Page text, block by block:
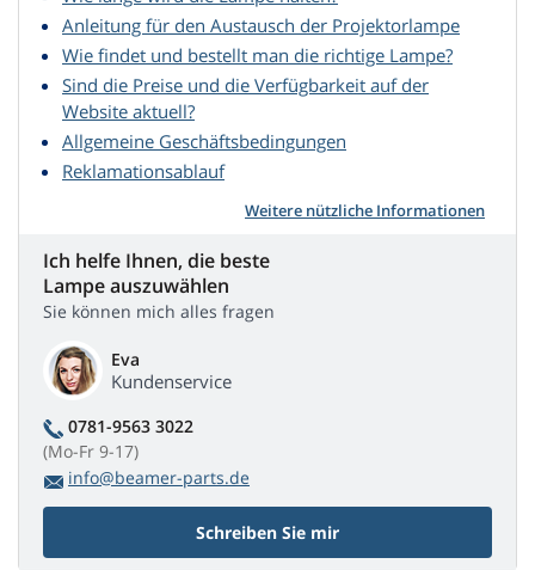
Anleitung für den Austausch der Projektorlampe
Wie findet und bestellt man die richtige Lampe?
Sind die Preise und die Verfügbarkeit auf der
Website aktuell?
Allgemeine Geschäftsbedingungen
Reklamationsablauf
Weitere nützliche Informationen
Ich helfe Ihnen, die beste
Lampe auszuwählen
Sie können mich alles fragen
Eva
Kundenservice
0781-9563 3022
(Mo-Fr 9-17)
info@beamer-parts.de
Schreiben Sie mir